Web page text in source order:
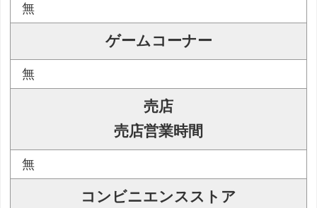
無
ゲームコーナー
無
売店
売店営業時間
無
コンビニエンスストア